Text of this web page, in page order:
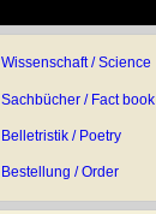
Wissenschaft / Science
Sachbücher / Fact book
Belletristik / Poetry
Bestellung / Order